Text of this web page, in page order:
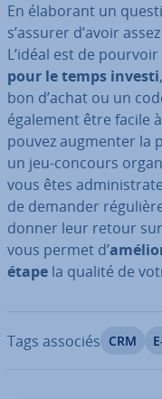
En élaborant un
s’assurer d’avoir
L’idéal est de pourvoir
pour le temps investi
bon d’achat ou un
également être facile
pouvez augmenter la
un jeu-concours
vous êtes
de demander
donner leur retour
vous permet d’
étape la qualité de
Tags associés CRM